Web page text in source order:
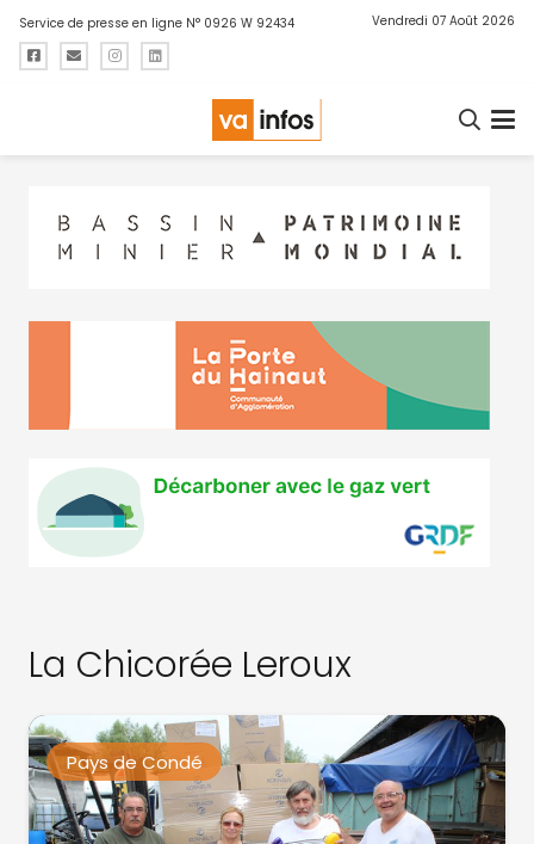
Service de presse en ligne N° 0926 W 92434 Vendredi 07 Août 2026
La Chicorée Leroux
Pays de Condé